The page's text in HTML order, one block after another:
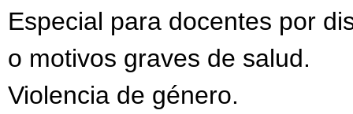
Especial para docentes por
o motivos graves de salud.
Violencia de género.